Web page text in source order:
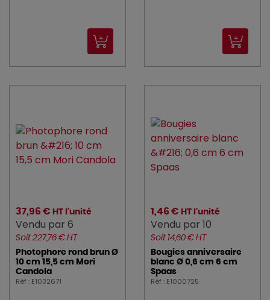
37,96 € HT l'unité
Vendu par 6
Soit 227,76 € HT
Photophore rond brun Ø
10 cm 15,5 cm Mori
Candola
Réf : E1032671
1,46 € HT l'unité
Vendu par 10
Soit 14,60 € HT
Bougies anniversaire
blanc Ø 0,6 cm 6 cm
Spaas
Réf : E1000725